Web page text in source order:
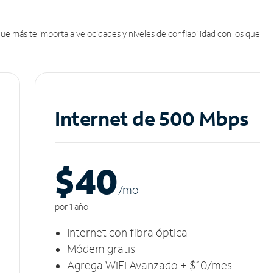
más te importa a velocidades y niveles de confiabilidad con los que
Internet de 500 Mbps
$40/mo
por 1 año
Internet con fibra óptica
Módem gratis
Agrega WiFi Avanzado + $10/mes